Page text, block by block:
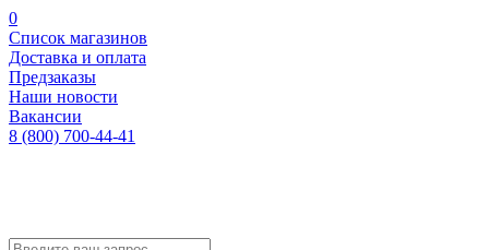
0
Список магазинов
Доставка и оплата
Предзаказы
Наши новости
Вакансии
8 (800) 700-44-41